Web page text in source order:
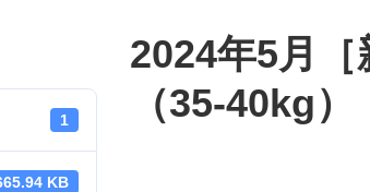
1
KB
2024年5月
（35-40kg）